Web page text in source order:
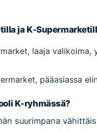
ja K-
laaja valikoima,
pääasiassa
K-ryhmässä?
suurimpana